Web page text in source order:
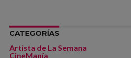
CATEGORÍAS
Artista de La Semana
CineManía